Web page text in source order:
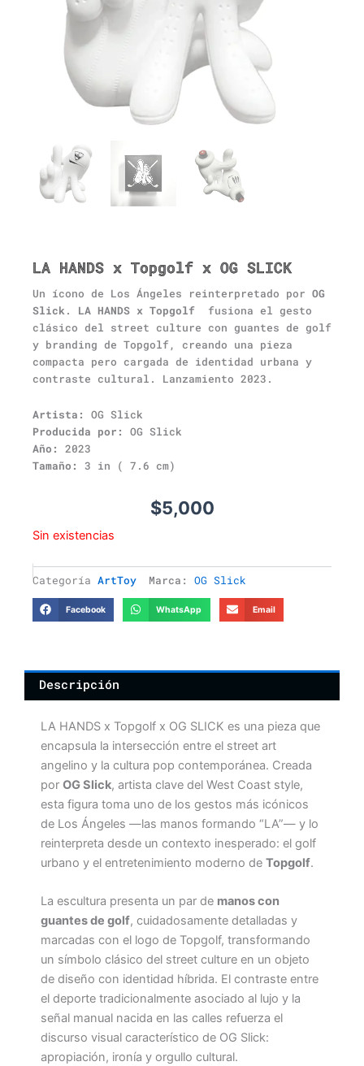
LA HANDS x Topgolf x OG SLICK
Un ícono de Los Ángeles reinterpretado por OG
Slick. LA HANDS x Topgolf
fusiona el gesto
clásico del street culture con guantes de golf
y branding de Topgolf, creando una pieza
compacta pero cargada de identidad urbana y
contraste cultural. Lanzamiento 2023.
Artista:
OG Slick
Producida por:
OG Slick
Año:
2023
Tamaño:
3 in ( 7.6 cm)
$5,000
Sin existencias
Categoría ArtToy Marca: OG Slick
Facebook WhatsApp Email
Descripción
LA HANDS x Topgolf x OG SLICK es una pieza que
encapsula la intersección entre el street art
angelino y la cultura pop contemporánea. Creada
por OG Slick, artista clave del West Coast style,
esta figura toma uno de los gestos más icónicos
de Los Ángeles —las manos formando “LA”— y lo
reinterpreta desde un contexto inesperado: el golf
urbano y el entretenimiento moderno de Topgolf.
La escultura presenta un par de manos con
guantes de golf, cuidadosamente detalladas y
marcadas con el logo de Topgolf, transformando
un símbolo clásico del street culture en un objeto
de diseño con identidad híbrida. El contraste entre
el deporte tradicionalmente asociado al lujo y la
señal manual nacida en las calles refuerza el
discurso visual característico de OG Slick:
apropiación, ironía y orgullo cultural.